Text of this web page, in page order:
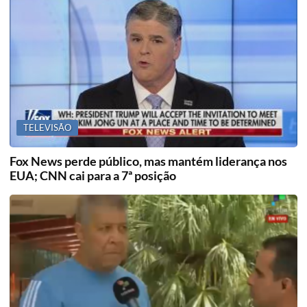
TELEVISÃO
Fox News perde público, mas mantém liderança nos
EUA; CNN cai para a 7ª posição